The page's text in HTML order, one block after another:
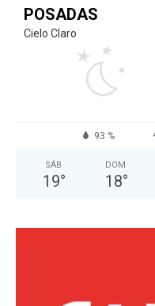
POSADAS
Cielo Claro
93 %
SÁB
19°
DOM
18°